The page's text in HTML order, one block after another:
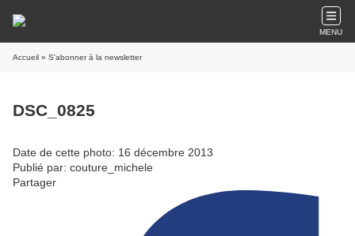
MENU
Accueil » S'abonner à la newsletter
DSC_0825
Date de cette photo: 16 décembre 2013
Publié par: couture_michele
Partager